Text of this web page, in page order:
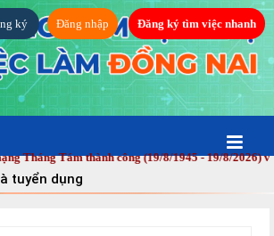
ký Đăng nhập Đăng ký tìm việc nhanh
Tám thành công (19/8/1945 - 19/8/2026) và
tuyển dụng